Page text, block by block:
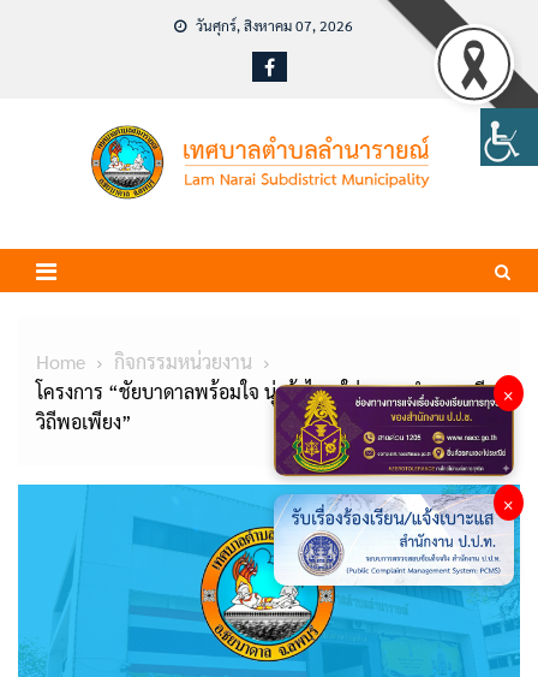
วันศุกร์, สิงหาคม 07, 2026
Home
กิจกรรมหน่วยงาน
โครงการ “ชัยบาดาลพร้อมใจ นุ่งผ้าไทย ใส่บาตร ทำความดี
วิถีพอเพียง”
×
×